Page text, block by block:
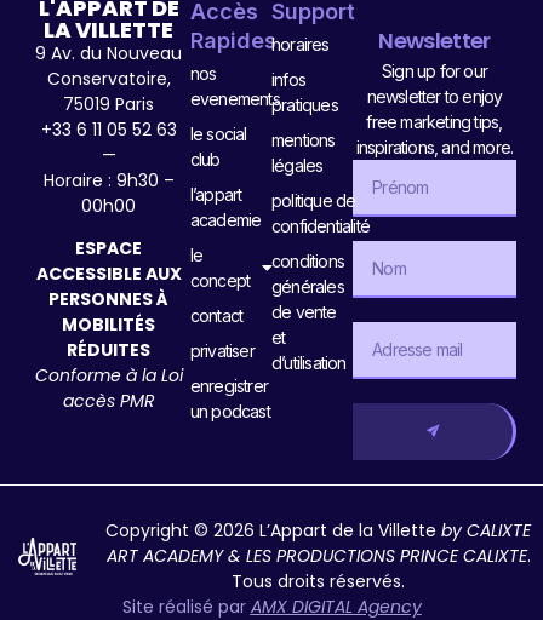
L'APPART DE
LA VILLETTE
9 Av. du Nouveau
Conservatoire,
75019 Paris
+33 6 11 05 52 63
—
Horaire : 9h30 –
00h00
ESPACE
ACCESSIBLE AUX
PERSONNES À
MOBILITÉS
RÉDUITES
Conforme à la Loi
accès PMR
Accès
Rapides
nos
evenements
le social
club
l’appart
academie
le
concept
contact
privatiser
enregistrer
un podcast
Support
horaires
infos
pratiques
mentions
légales
politique de
confidentialité
conditions
générales
de vente
et
d’utilisation
Newsletter
Sign up for our
newsletter to enjoy
free marketing tips,
inspirations, and more.
Copyright © 2026 L’Appart de la Villetteby CALIXTE
ART ACADEMY & LES PRODUCTIONS PRINCE CALIXTE.
Tous droits réservés.
Site réalisé par AMX DIGITAL Agency